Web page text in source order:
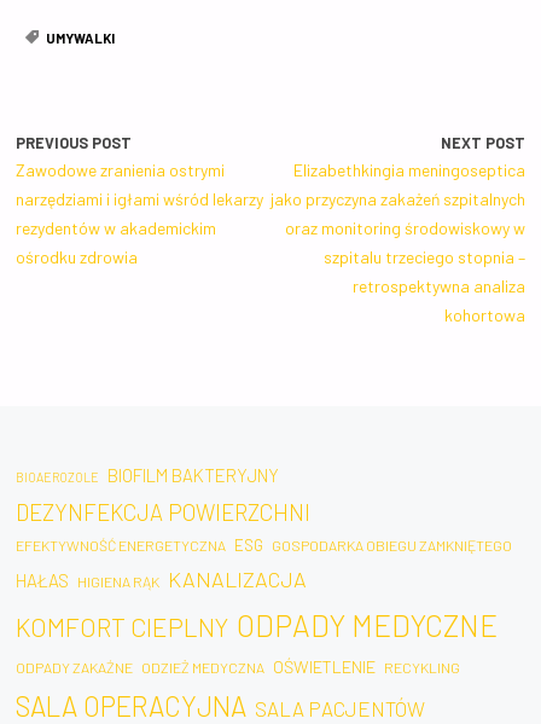
UMYWALKI
PREVIOUS POST
Zawodowe zranienia ostrymi
narzędziami i igłami wśród lekarzy
rezydentów w akademickim
ośrodku zdrowia
NEXT POST
Elizabethkingia meningoseptica
jako przyczyna zakażeń szpitalnych
oraz monitoring środowiskowy w
szpitalu trzeciego stopnia –
retrospektywna analiza
kohortowa
BIOAEROZOLE BIOFILM BAKTERYJNY
DEZYNFEKCJA POWIERZCHNI
EFEKTYWNOŚĆ ENERGETYCZNA ESG GOSPODARKA OBIEGU ZAMKNIĘTEGO
HAŁAS HIGIENA RĄK KANALIZACJA
KOMFORT CIEPLNY ODPADY MEDYCZNE
ODPADY ZAKAŹNE ODZIEŻ MEDYCZNA OŚWIETLENIE RECYKLING
SALA OPERACYJNA SALA PACJENTÓW